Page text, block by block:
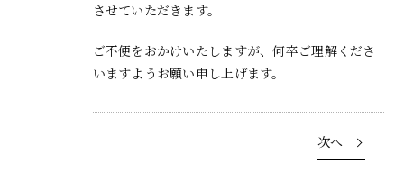
させていただきます。
ご不便をおかけいたしますが、何卒ご理解くださ
いますようお願い申し上げます。
次へ